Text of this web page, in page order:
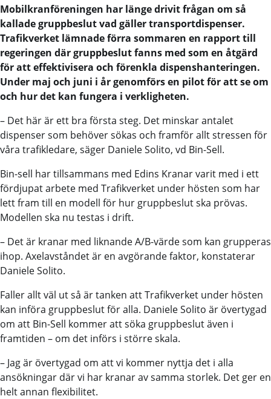
Mobilkranföreningen har länge drivit frågan om så
kallade gruppbeslut vad gäller transportdispenser.
Trafikverket lämnade förra sommaren en rapport till
regeringen där gruppbeslut fanns med som en åtgärd
för att effektivisera och förenkla dispenshanteringen.
Under maj och juni i år genomförs en pilot för att se om
och hur det kan fungera i verkligheten.
– Det här är ett bra första steg. Det minskar antalet
dispenser som behöver sökas och framför allt stressen för
våra trafikledare, säger Daniele Solito, vd Bin-Sell.
Bin-sell har tillsammans med Edins Kranar varit med i ett
fördjupat arbete med Trafikverket under hösten som har
lett fram till en modell för hur gruppbeslut ska prövas.
Modellen ska nu testas i drift.
– Det är kranar med liknande A/B-värde som kan grupperas
ihop. Axelavståndet är en avgörande faktor, konstaterar
Daniele Solito.
Faller allt väl ut så är tanken att Trafikverket under hösten
kan införa gruppbeslut för alla. Daniele Solito är övertygad
om att Bin-Sell kommer att söka gruppbeslut även i
framtiden – om det införs i större skala.
– Jag är övertygad om att vi kommer nyttja det i alla
ansökningar där vi har kranar av samma storlek. Det ger en
helt annan flexibilitet.